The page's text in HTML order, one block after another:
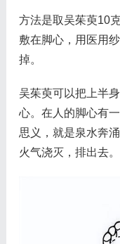
方法是取吴茱萸10
敷在脚心，用医用
掉。
吴茱萸可以把上半
心。在人的脚心有
思义，就是泉水奔
火气浇灭，排出去。